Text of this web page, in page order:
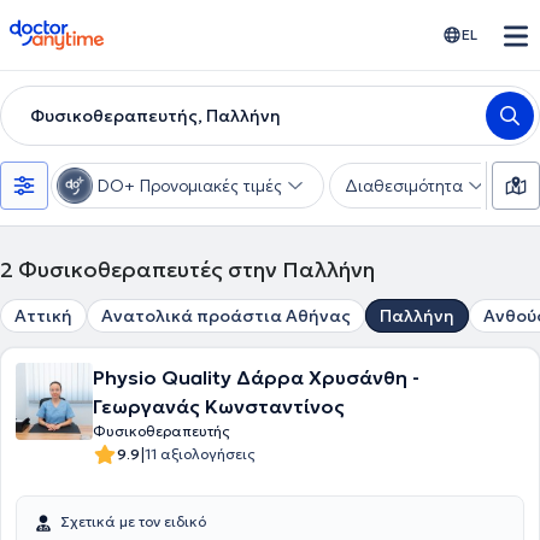
doctoranytime EL
Φυσικοθεραπευτής, Παλλήνη
DO+ Προνομιακές τιμές Διαθεσιμότητα
2 Φυσικοθεραπευτές στην Παλλήνη
Αττική Ανατολικά προάστια Αθήνας Παλλήνη
Physio Quality Δάρρα Χρυσάνθη -
Γεωργανάς Κωνσταντίνος
Φυσικοθεραπευτής
9.9|11 αξιολογήσεις
Σχετικά με τον ειδικό